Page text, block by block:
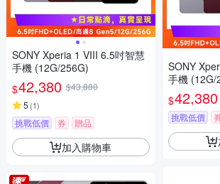
SONY Xperia 1 VIII 6.5吋智慧
手機 (12G/256G)
$42,380 $43,880
5 (1)
挑戰低價 券 贈品
加入購物車
SONY
手機 (12G/
$42,380
挑戰低價